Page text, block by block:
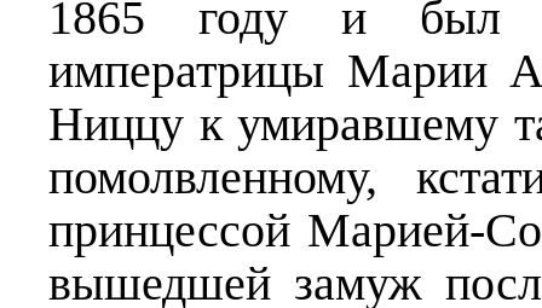
1865 году и был
императрицы Марии
Ниццу к умиравшему
помолвленному,
принцессой Марией-
вышедшей замуж